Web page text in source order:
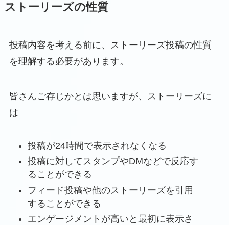
ストーリーズの性質
投稿内容を考える前に、ストーリーズ投稿の性質
を理解する必要があります。
皆さんご存じかとは思いますが、ストーリーズに
は
投稿が24時間で表示されなくなる
投稿に対してスタンプやDMなどで反応す
ることができる
フィード投稿や他のストーリーズを引用
することができる
エンゲージメントが高いと最初に表示さ